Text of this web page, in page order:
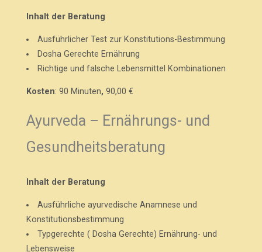
Inhalt der Beratung
Ausführlicher Test zur Konstitutions-Bestimmung
Dosha Gerechte Ernährung
Richtige und falsche Lebensmittel Kombinationen
Kosten: 90 Minuten, 90,00 €
Ayurveda – Ernährungs- und
Gesundheitsberatung
Inhalt der Beratung
Ausführliche ayurvedische Anamnese und
Konstitutionsbestimmung
Typgerechte ( Dosha Gerechte) Ernährung- und
Lebensweise